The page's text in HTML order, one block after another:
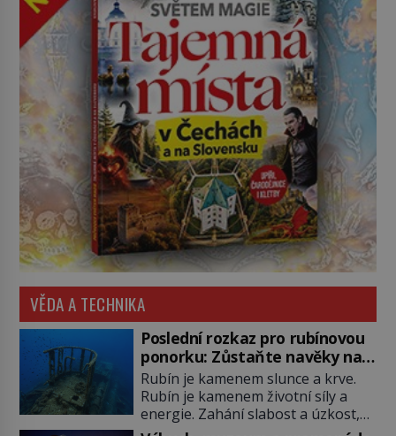
VĚDA A TECHNIKA
Poslední rozkaz pro rubínovou
ponorku: Zůstaňte navěky na
mořském dně!
Rubín je kamenem slunce a krve.
Rubín je kamenem životní síly a
energie. Zahání slabost a úzkost,
posiluje srdce. Rubín je dobrým